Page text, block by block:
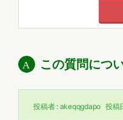
この質問につ
投稿者 : akeqqgdapo 投稿